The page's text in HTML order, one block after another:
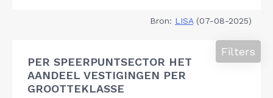
Bron: LISA(07-08-2025)
PER SPEERPUNTSECTOR HET
AANDEEL VESTIGINGEN PER
GROOTTEKLASSE
Filters